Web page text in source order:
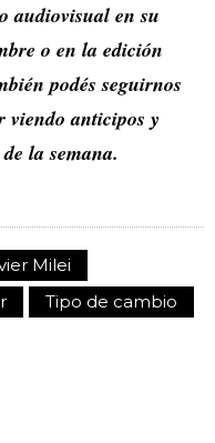
audiovisual en su
o en la edición
podés seguirnos
viendo anticipos y
la semana.
Milei
Tipo de cambio